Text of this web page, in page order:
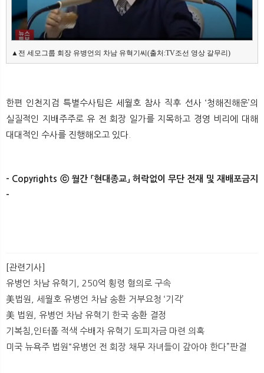
한편 인천지검 특별수사팀은 세월호 참사 직후 선사 ‘청해진해운’의
실질적인 지배주주로 유 전 회장 일가를 지목하고 경영 비리에 대해
대대적인 수사를 진행해오고 있다.
- Copyrights ⓒ 월간 「현대종교」 허락없이 무단 전재 및 재배포금지
-​ ​ ​
[관련기사]
유병언 차남 유혁기, 250억 횡령 혐의로 구속
美법원, 세월호 유병언 차남 송환 거부요청 ‘기각’
美 법원, 유병언 차남 유혁기 한국 송환 결정
기복침,인터폴 적색 수배자 유혁기 도피자금 마련 의혹
미국 뉴욕주 법원“유병언 전 회장 채무 자녀들이 갚아야 한다”판결